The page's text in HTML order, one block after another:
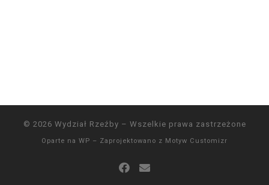
© 2026 Wydział Rzeźby – Wszelkie prawa zastrzeżone
Oparte na WP – Zaprojektowano z Motyw Customizr